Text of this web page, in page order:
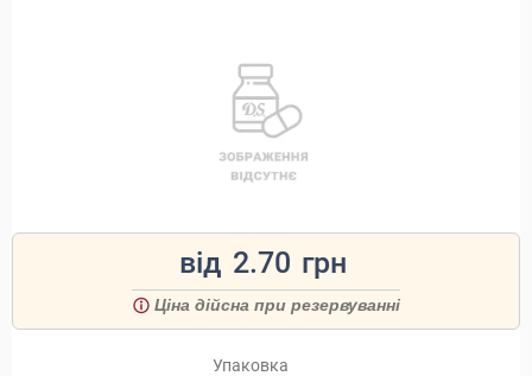
від 2.70 грн
Ціна дійсна при резервуванні
Упаковка